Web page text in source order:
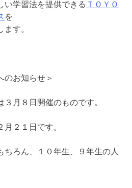
い学習法を提供できる ＴＯＹＯ
を
す。
のお知らせ＞
月８日開催のものです。
２１日です。
ちろん、１０年生、９年生の人